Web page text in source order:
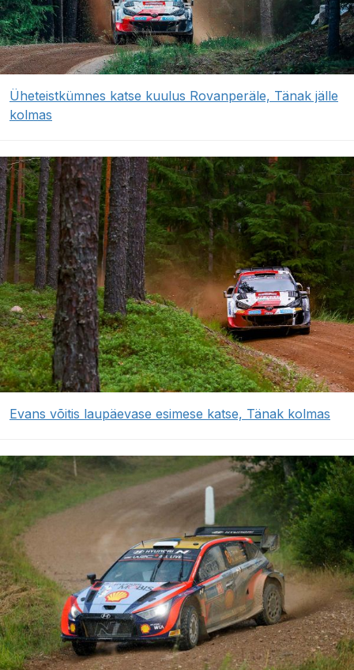
Üheteistkümnes katse kuulus Rovanperäle, Tänak jälle
kolmas
Evans võitis laupäevase esimese katse, Tänak kolmas